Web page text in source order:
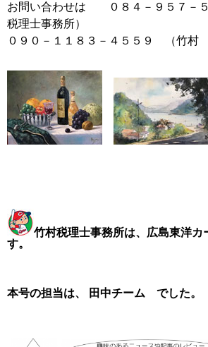
お問い合わせは ０８４－９５７
税理士事務所）
０９０－１１８３－４５５９ （竹村
竹村税理士事務所は、広島東洋カ
す。
本号の担当は、 田中チーム でした。